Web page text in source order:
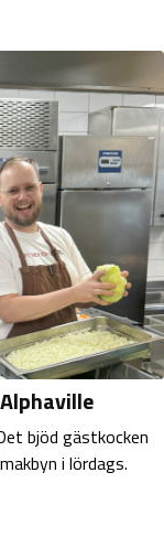
bjöd gästkocken
i lördags.